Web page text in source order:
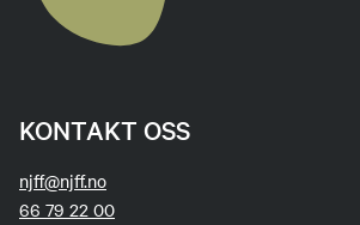
KONTAKT OSS
njff@njff.no
66 79 22 00